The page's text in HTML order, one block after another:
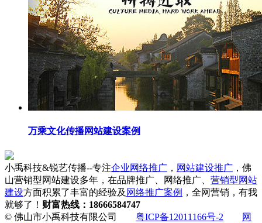
万乘文化传播网站建设案例
小禹科技&锐艺传播--专注企业网络推广 ， 网站建设推广 ，佛
山营销型网站建设多年，在品牌推广、网络推广、 营销型网站
建设方面积累了丰富的经验及 网络推广案例 ，全网营销，有我
就够了！ 财富热线：18666584747
© 佛山市小禹科技有限公司 粤ICP备12011166号-2
网